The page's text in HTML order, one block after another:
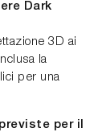
Dark
3D ai
la
per una
per il